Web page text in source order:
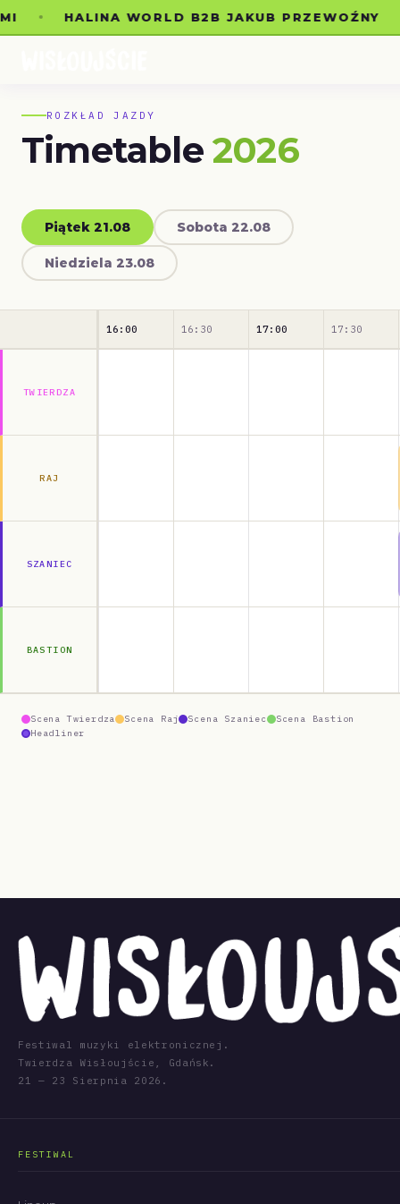
HALINA WORLD B2B JAKUB PRZEWOŹNY
ROZKŁAD JAZDY
Timetable 2026
Piątek 21.08 Sobota 22.08
Niedziela 23.08
TWIERDZA
RAJ
SZANIEC
BASTION
16:00 16:30 17:00 17:30
Scena Twierdza Scena Raj Scena Szaniec
Scena Bastion
Headliner
Festiwal muzyki elektronicznej.
Twierdza Wisłoujście, Gdańsk.
21 — 23 Sierpnia 2026.
FESTIWAL